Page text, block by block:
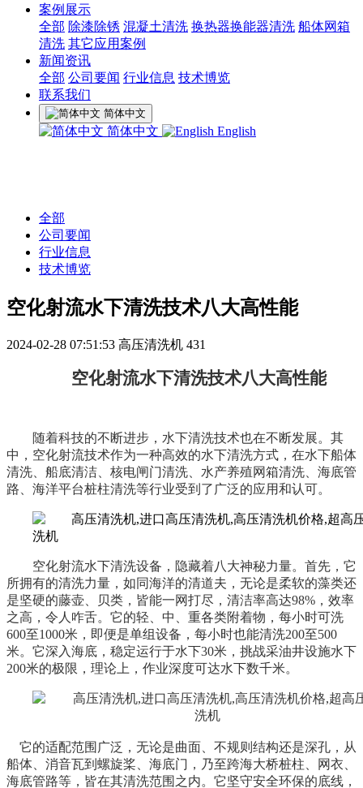
案例展示
全部 除漆除锈 混凝土清洗 换热器换能器清洗 船体网箱
清洗 其它应用案例
新闻资讯
全部 公司要闻 行业信息 技术博览
联系我们
简体中文
简体中文 English
全部
公司要闻
行业信息
技术博览
空化射流水下清洗技术八大高性能
2024-02-28 07:51:53 高压清洗机 431
空化射流水下清洗技术八大高性能
随着科技的不断进步，水下清洗技术也在不断发展。其
中，空化射流技术作为一种高效的水下清洗方式， 在水下船体
清洗、船底清洁、核电闸门清洗、水产养殖网箱清洗、海底管
路、海洋平台桩柱清洗等行业受到了广泛的应用和认可。
空化射流水下清洗设备 ，隐藏着八大神秘力量。首先，它
所拥有的清洗力量，如同海洋的清道夫，无论是柔软的藻类还
是坚硬的藤壶、贝类，皆能一网打尽，清洁率高达98%，效率
之高，令人咋舌。它的轻、中、重各类附着物，每小时可洗
600至1000米，即便是单组设备，每小时也能清洗200至500
米。它深入海底，稳定运行于水下30米，挑战采油井设施水下
200米的极限，理论上，作业深度可达水下数千米。
它的适配范围广泛，无论是曲面、不规则结构还是深孔，从
船体、消音瓦到螺旋桨、海底门，乃至跨海大桥桩柱、网衣、
海底管路等，皆在其清洗范围之内。它坚守安全环保的底线，